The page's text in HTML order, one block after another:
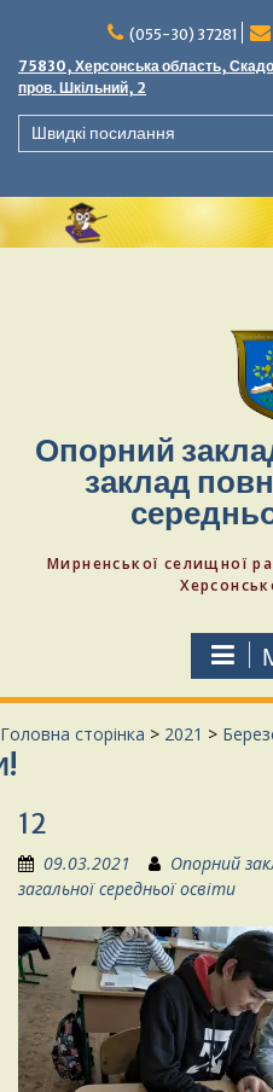
вмісту
(055-30) 37281
75830, Херсонська область,
пров. Шкільний, 2
Швидкі посилання
Опорний
заклад
Мирненської селищної
Головна сторінка > 2021 >
12
09.03.2021
Опорний
загальної середньої освіти